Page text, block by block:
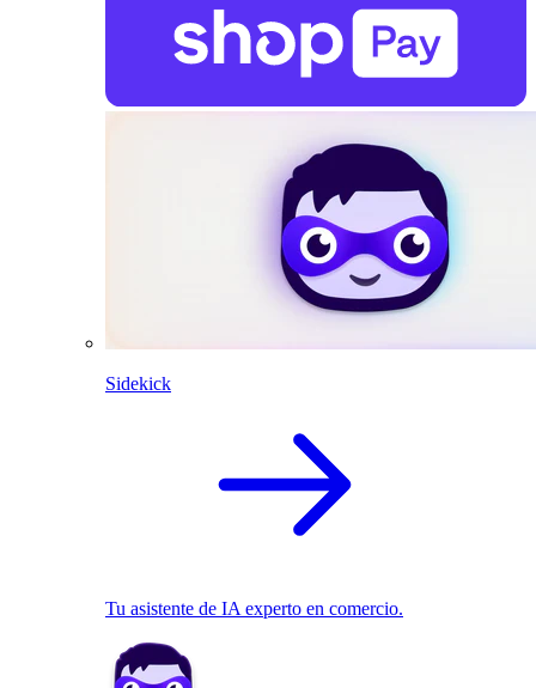
Sidekick
Tu asistente de IA experto en comercio.